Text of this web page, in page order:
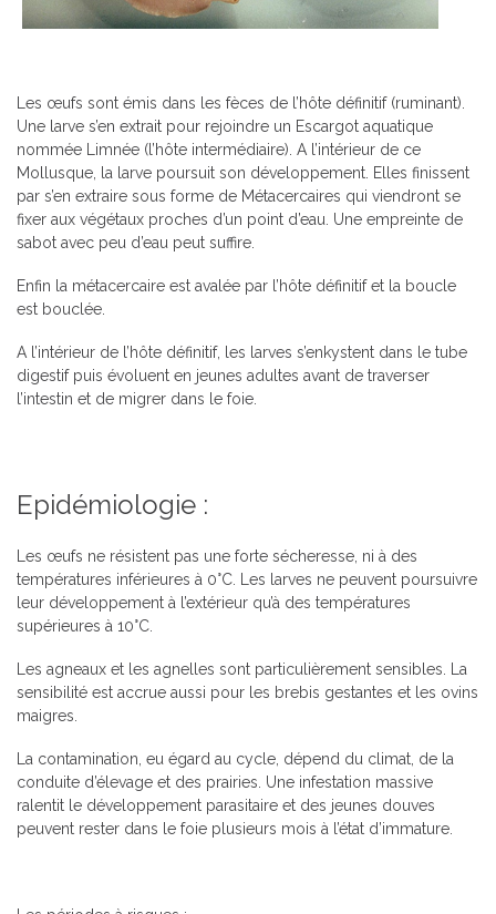
Les œufs sont émis dans les fèces de l’hôte définitif (ruminant).
Une larve s’en extrait pour rejoindre un Escargot aquatique
nommée Limnée (l’hôte intermédiaire). A l’intérieur de ce
Mollusque, la larve poursuit son développement. Elles finissent
par s’en extraire sous forme de Métacercaires qui viendront se
fixer aux végétaux proches d’un point d’eau. Une empreinte de
sabot avec peu d’eau peut suffire.
Enfin la métacercaire est avalée par l’hôte définitif et la boucle
est bouclée.
A l’intérieur de l’hôte définitif, les larves s’enkystent dans le tube
digestif puis évoluent en jeunes adultes avant de traverser
l’intestin et de migrer dans le foie.
Epidémiologie :
Les œufs ne résistent pas une forte sécheresse, ni à des
températures inférieures à 0°C. Les larves ne peuvent poursuivre
leur développement à l’extérieur qu’à des températures
supérieures à 10°C.
Les agneaux et les agnelles sont particulièrement sensibles. La
sensibilité est accrue aussi pour les brebis gestantes et les ovins
maigres.
La contamination, eu égard au cycle, dépend du climat, de la
conduite d’élevage et des prairies. Une infestation massive
ralentit le développement parasitaire et des jeunes douves
peuvent rester dans le foie plusieurs mois à l’état d’immature.